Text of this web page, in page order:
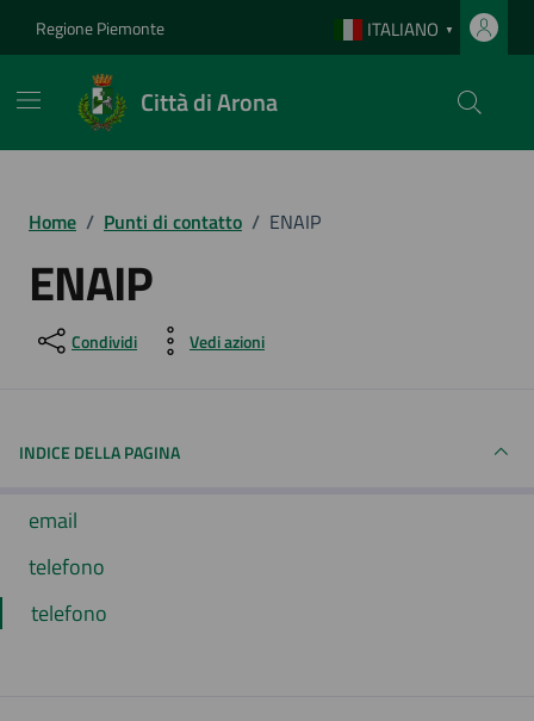
Regione Piemonte ITALIANO ▼
Città di Arona
Home / Punti di contatto / ENAIP
ENAIP
Condividi Vedi azioni
INDICE DELLA PAGINA
email
telefono
telefono